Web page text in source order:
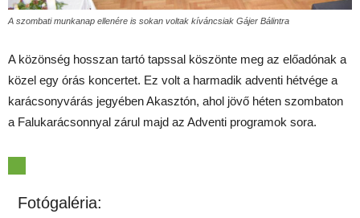
A szombati munkanap ellenére is sokan voltak kíváncsiak Gájer Bálintra
A közönség hosszan tartó tapssal köszönte meg az előadónak a
közel egy órás koncertet. Ez volt a harmadik adventi hétvége a
karácsonyvárás jegyében Akasztón, ahol jövő héten szombaton
a Falukarácsonnyal zárul majd az Adventi programok sora.
Fotógaléria: